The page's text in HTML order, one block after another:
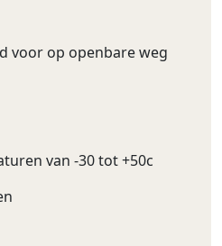
voor op openbare weg
van -30 tot +50c